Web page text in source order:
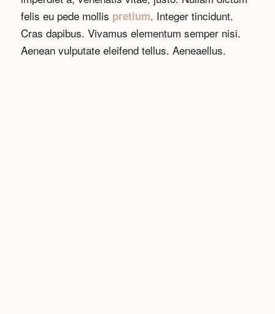
felis eu pede mollis pretium. Integer tincidunt.
Cras dapibus. Vivamus elementum semper nisi.
Aenean vulputate eleifend tellus. Aeneaellus.